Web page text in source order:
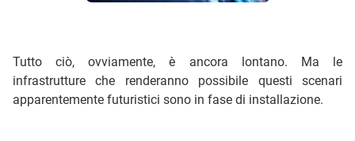
Tutto ciò, ovviamente, è ancora lontano. Ma le
infrastrutture che renderanno possibile questi scenari
apparentemente futuristici sono in fase di installazione.